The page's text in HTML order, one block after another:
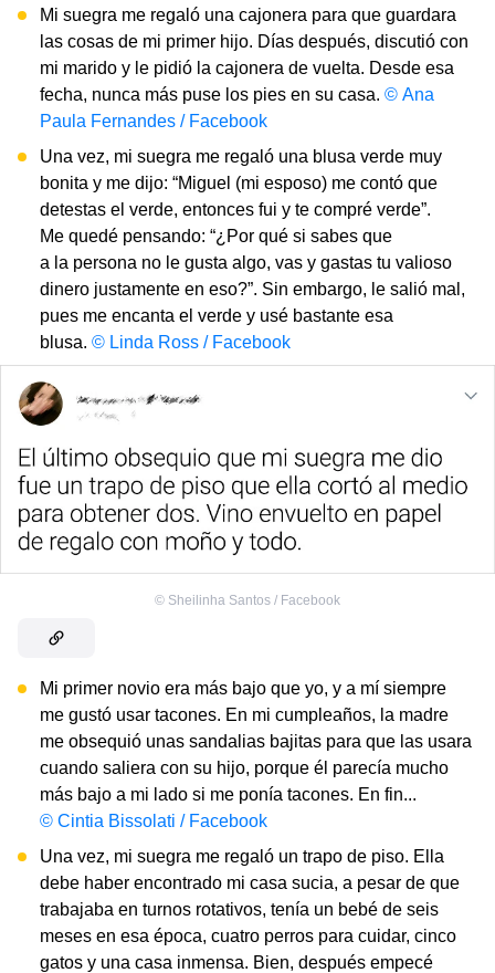
Mi suegra me regaló una cajonera para que guardara
las cosas de mi primer hijo. Días después, discutió con
mi marido y le pidió la cajonera de vuelta. Desde esa
fecha, nunca más puse los pies en su casa. © Ana
Paula Fernandes / Facebook
Una vez, mi suegra me regaló una blusa verde muy
bonita y me dijo: “Miguel (mi esposo) me contó que
detestas el verde, entonces fui y te compré verde”.
Me quedé pensando: “¿Por qué si sabes que
a la persona no le gusta algo, vas y gastas tu valioso
dinero justamente en eso?”. Sin embargo, le salió mal,
pues me encanta el verde y usé bastante esa
blusa. © Linda Ross / Facebook
© Sheilinha Santos / Facebook
Mi primer novio era más bajo que yo, y a mí siempre
me gustó usar tacones. En mi cumpleaños, la madre
me obsequió unas sandalias bajitas para que las usara
cuando saliera con su hijo, porque él parecía mucho
más bajo a mi lado si me ponía tacones. En fin...
© Cintia Bissolati / Facebook
Una vez, mi suegra me regaló un trapo de piso. Ella
debe haber encontrado mi casa sucia, a pesar de que
trabajaba en turnos rotativos, tenía un bebé de seis
meses en esa época, cuatro perros para cuidar, cinco
gatos y una casa inmensa. Bien, después empecé